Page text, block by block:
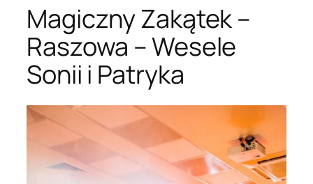
Magiczny Zakątek –
Raszowa – Wesele
Sonii i Patryka